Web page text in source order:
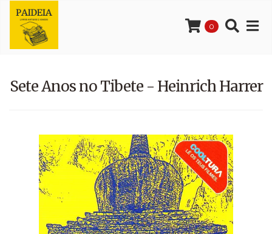
0
Sete Anos no Tibete - Heinrich Harrer